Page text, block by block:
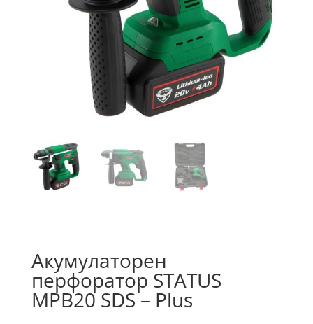
Акумулаторен
перфоратор STATUS
MPB20 SDS – Plus